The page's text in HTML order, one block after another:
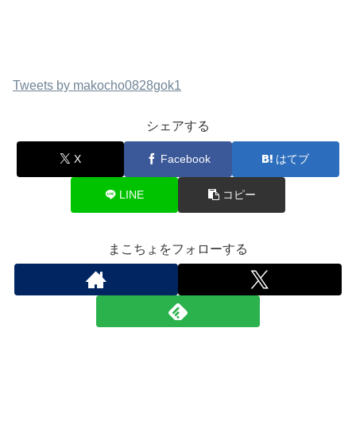
Tweets by makocho0828gok1
シェアする
X Facebook はてブ
LINE コピー
まこちょをフォローする